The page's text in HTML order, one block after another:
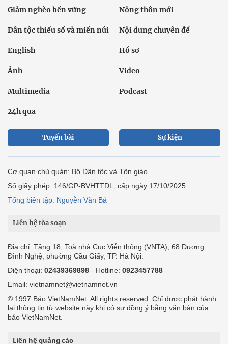
Giảm nghèo bền vững Nông thôn mới
Dân tộc thiểu số và miền núi Nội dung chuyên đề
English Hồ sơ
Ảnh Video
Multimedia Podcast
24h qua
Tuyến bài Sự kiện
Cơ quan chủ quản: Bộ Dân tộc và Tôn giáo
Số giấy phép: 146/GP-BVHTTDL, cấp ngày 17/10/2025
Tổng biên tập: Nguyễn Văn Bá
Liên hệ tòa soạn
Địa chỉ: Tầng 18, Toà nhà Cục Viễn thông (VNTA), 68 Dương
Đình Nghệ, phường Cầu Giấy, TP. Hà Nội.
Điện thoại: 02439369898 - Hotline: 0923457788
Email: vietnamnet@vietnamnet.vn
© 1997 Báo VietNamNet. All rights reserved. Chỉ được phát hành
lại thông tin từ website này khi có sự đồng ý bằng văn bản của
báo VietNamNet.
Liên hệ quảng cáo